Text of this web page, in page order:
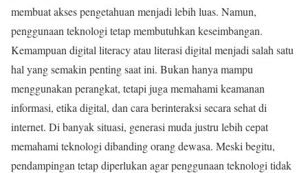
membuat akses pengetahuan menjadi lebih luas. Namun,
penggunaan teknologi tetap membutuhkan keseimbangan.
Kemampuan digital literacy atau literasi digital menjadi salah satu
hal yang semakin penting saat ini. Bukan hanya mampu
menggunakan perangkat, tetapi juga memahami keamanan
informasi, etika digital, dan cara berinteraksi secara sehat di
internet. Di banyak situasi, generasi muda justru lebih cepat
memahami teknologi dibanding orang dewasa. Meski begitu,
pendampingan tetap diperlukan agar penggunaan teknologi tidak